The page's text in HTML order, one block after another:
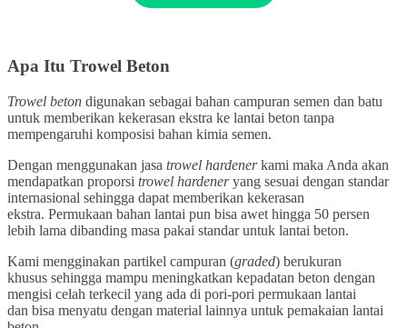
Apa Itu Trowel Beton
Trowel beton digunakan sebagai bahan campuran semen dan batu
untuk memberikan kekerasan ekstra ke lantai beton tanpa
mempengaruhi komposisi bahan kimia semen.
Dengan menggunakan jasa trowel hardenerkami maka Anda akan
mendapatkan proporsi trowel hardeneryang sesuai dengan standar
internasional sehingga dapat memberikan kekerasan
ekstra. Permukaan bahan lantai pun bisa awet hingga 50 persen
lebih lama dibanding masa pakai standar untuk lantai beton.
Kami mengginakan partikel campuran (graded) berukuran
khusus sehingga mampu meningkatkan kepadatan beton dengan
mengisi celah terkecil yang ada di pori-pori permukaan lantai
dan bisa menyatu dengan material lainnya untuk pemakaian lantai